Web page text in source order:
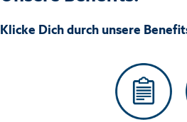
Klicke Dich durch unsere